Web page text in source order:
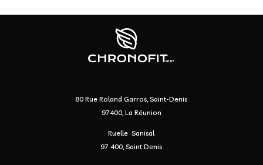
80 Rue Roland Garros, Saint-Denis
97400, La Réunion
Ruelle Sanisal
97 400, Saint Denis